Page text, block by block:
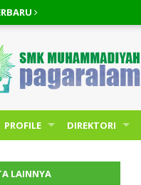
PROFILE DIREKTORI
LAINNYA